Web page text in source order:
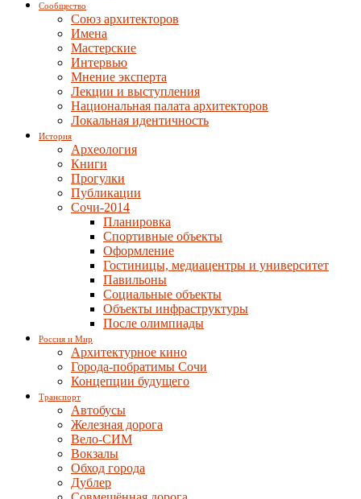
Сообщество
Союз архитекторов
Имена
Мастерские
Интервью
Мнение эксперта
Лекции и выступления
Национальная палата архитекторов
Локальная идентичность
История
Археология
Книги
Прогулки
Публикации
Сочи-2014
Планировка
Спортивные объекты
Оформление
Гостиницы, медиацентры и университет
Павильоны
Социальные объекты
Объекты инфраструктуры
После олимпиады
Россия и Мир
Архитектурное кино
Города-побратимы Сочи
Концепции будущего
Транспорт
Автобусы
Железная дорога
Вело-СИМ
Вокзалы
Обход города
Дублер